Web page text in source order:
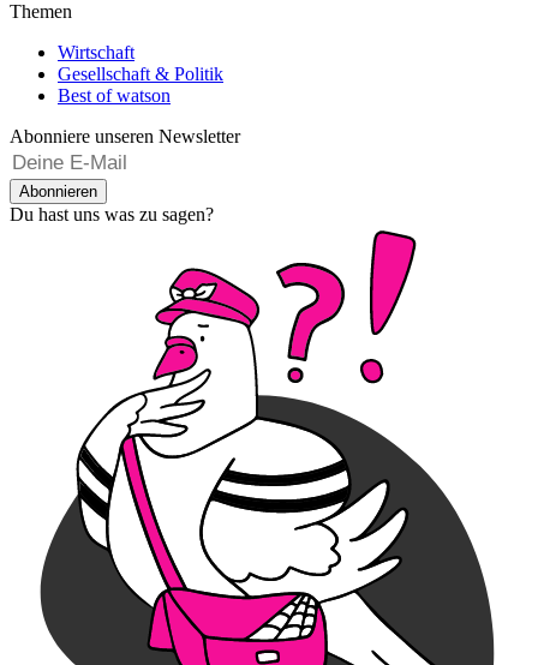
Themen
Wirtschaft
Gesellschaft & Politik
Best of watson
Abonniere unseren Newsletter
Abonnieren
Du hast uns was zu sagen?